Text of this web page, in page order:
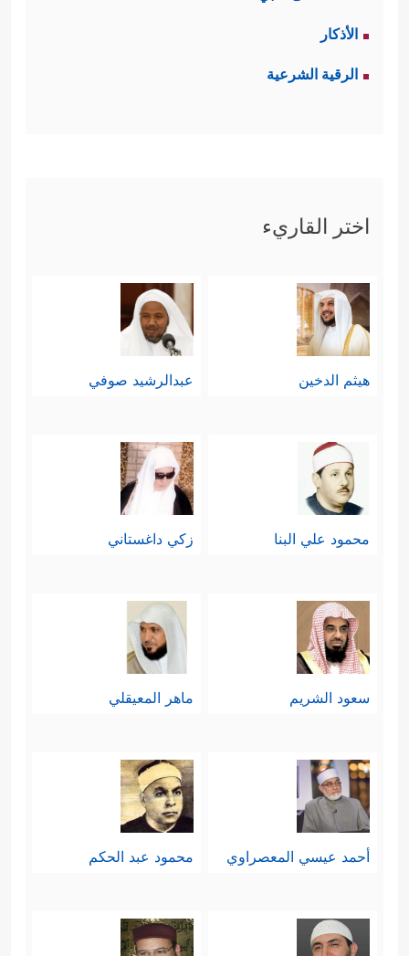
الأذكار
الرقية الشرعية
اختر القاريء
هيثم الدخين عبدالرشيد صوفي
محمود علي البنا زكي داغستاني
سعود الشريم ماهر المعيقلي
أحمد عيسي المعصراوي محمود عبد الحكم